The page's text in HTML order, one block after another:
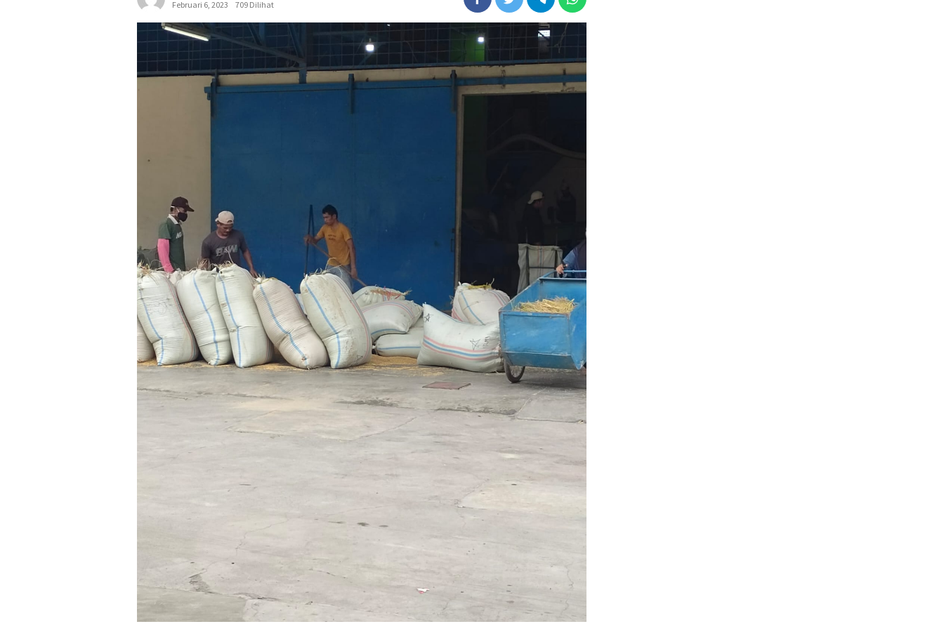
Februari 6, 2023
709 Dilihat